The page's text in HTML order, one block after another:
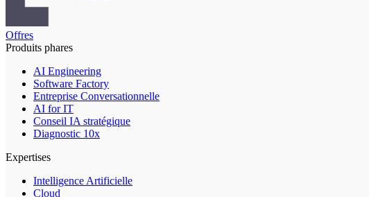
Offres
Produits phares
AI Engineering
Software Factory
Entreprise Conversationnelle
AI for IT
Conseil IA stratégique
Diagnostic 10x
Expertises
Intelligence Artificielle
Cloud